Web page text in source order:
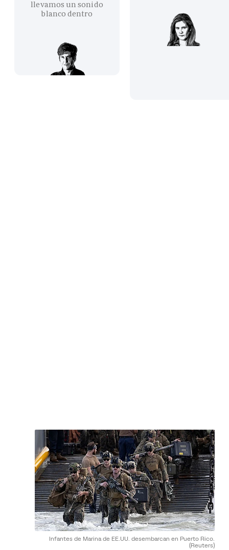
llevamos un sonido
blanco dentro
Infantes de Marina de EE.UU. desembarcan en Puerto Rico.
(Reuters)